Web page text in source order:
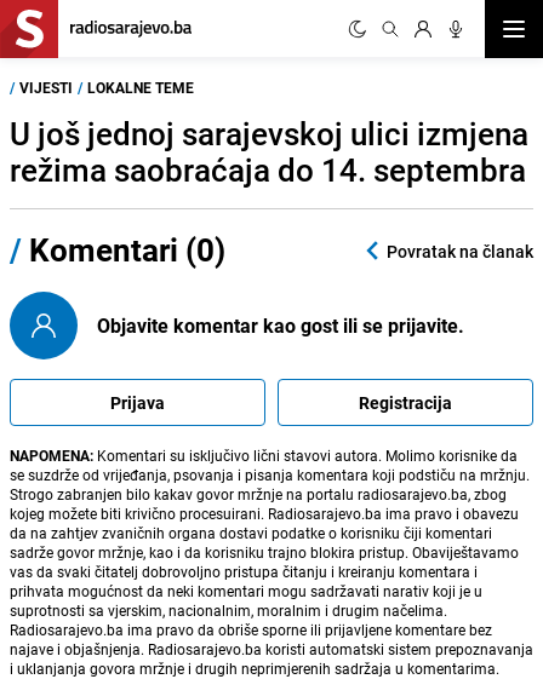
/ VIJESTI / LOKALNE TEME
U još jednoj sarajevskoj ulici izmjena
režima saobraćaja do 14. septembra
/ Komentari (0) Povratak na članak
Objavite komentar kao gost ili se prijavite.
Prijava Registracija
NAPOMENA: Komentari su isključivo lični stavovi autora. Molimo korisnike da
se suzdrže od vrijeđanja, psovanja i pisanja komentara koji podstiču na mržnju.
Strogo zabranjen bilo kakav govor mržnje na portalu radiosarajevo.ba, zbog
kojeg možete biti krivično procesuirani. Radiosarajevo.ba ima pravo i obavezu
da na zahtjev zvaničnih organa dostavi podatke o korisniku čiji komentari
sadrže govor mržnje, kao i da korisniku trajno blokira pristup. Obaviještavamo
vas da svaki čitatelj dobrovoljno pristupa čitanju i kreiranju komentara i
prihvata mogućnost da neki komentari mogu sadržavati narativ koji je u
suprotnosti sa vjerskim, nacionalnim, moralnim i drugim načelima.
Radiosarajevo.ba ima pravo da obriše sporne ili prijavljene komentare bez
najave i objašnjenja. Radiosarajevo.ba koristi automatski sistem prepoznavanja
i uklanjanja govora mržnje i drugih neprimjerenih sadržaja u komentarima.